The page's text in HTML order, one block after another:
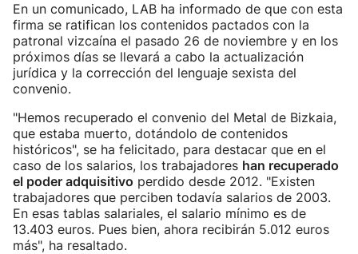
En un comunicado, LAB ha informado de que con esta
firma se ratifican los contenidos pactados con la
patronal vizcaína el pasado 26 de noviembre y en los
próximos días se llevará a cabo la actualización
jurídica y la corrección del lenguaje sexista del
convenio.
"Hemos recuperado el convenio del Metal de Bizkaia,
que estaba muerto, dotándolo de contenidos
históricos", se ha felicitado, para destacar que en el
caso de los salarios, los trabajadores han recuperado
el poder adquisitivo perdido desde 2012. "Existen
trabajadores que perciben todavía salarios de 2003.
En esas tablas salariales, el salario mínimo es de
13.403 euros. Pues bien, ahora recibirán 5.012 euros
más", ha resaltado.